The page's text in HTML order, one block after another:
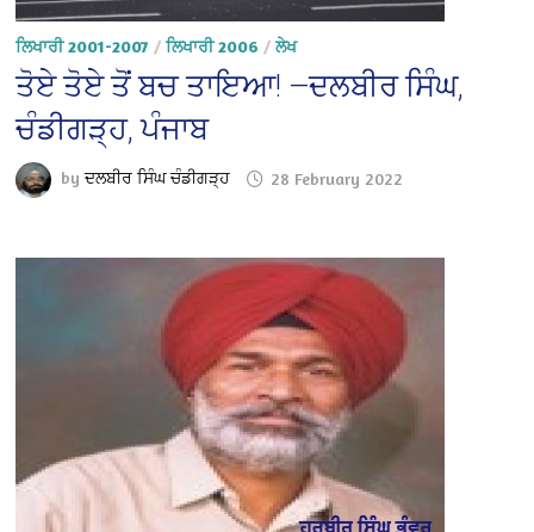
ਲਿਖਾਰੀ 2001-2007 /ਲਿਖਾਰੀ 2006 /ਲੇਖ
ਤੋਏ ਤੋਏ ਤੋਂ ਬਚ ਤਾਇਆ! —ਦਲਬੀਰ ਸਿੰਘ,
ਚੰਡੀਗੜ੍ਹ, ਪੰਜਾਬ
byਦਲਬੀਰ ਸਿੰਘ ਚੰਡੀਗੜ੍ਹ 28 February 2022